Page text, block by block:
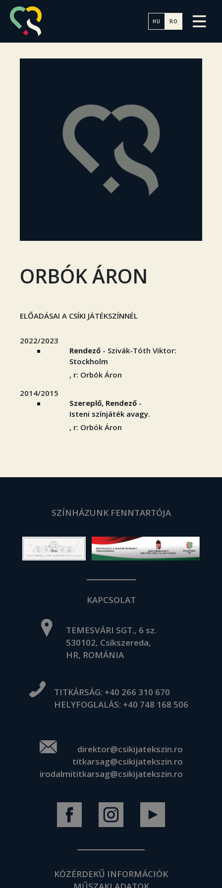
HU RO
ORBÓK ÁRON
ELŐADÁSAI A CSÍKI JÁTÉKSZÍNNÉL
2022/2023
Rendező - Szivák-Tóth Viktor:
Stockholm
, r: Orbók Áron
2014/2015
Szereplő, Rendező -
Isteni színjáték avagy.
, r: Orbók Áron
SZÍNHÁZUNK FENNTARTÓJA
KAPCSOLAT
TEMESVÁRI SGT., 6 sz.
530102, Csíkszereda,
HR, ROMÁNIA
TITKÁRSÁG: +40 266 310 670
HELYFOGLALÁS: +40 748 168 506
direktor@csikijatekszin.ro
titkarsag@csikijatekszin.ro
irodalmititkarsag@csikijatekszin.ro
KÖZÉRDEKŰ INFORMÁCIÓK